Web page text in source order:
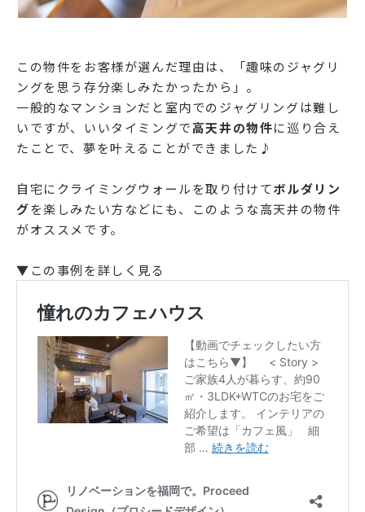
この物件をお客様が選んだ理由は、「趣味のジャグリ
ングを思う存分楽しみたかったから」。
一般的なマンションだと室内でのジャグリングは難し
いですが、いいタイミングで高天井の物件に巡り合え
たことで、夢を叶えることができました♪
自宅にクライミングウォールを取り付けてボルダリン
グを楽しみたい方などにも、このような高天井の物件
がオススメです。
▼この事例を詳しく見る